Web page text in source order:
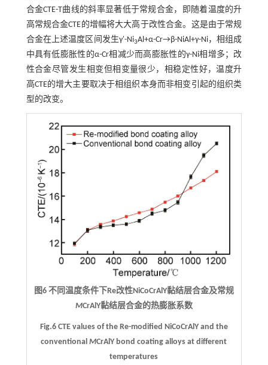
合金CTE-T曲线的斜率显著低于常规合金，即随着温度的升
高常规合金CTE的增幅将大大高于改性合金。这是由于常规
合金在上述温度区间发生γ'-Ni3Al+α-Cr→β-NiAl+γ-Ni，相组成
中具有低膨胀性的α-Cr相减少而高膨胀性的γ-Ni相增多；改
性合金尽管发生相变但相变量很少，相稳定性好，温度升
高CTE的增大主要取决于相组织本身而非相变引起的组织类
型的改变。
图6 不同温度条件下Re改性NiCoCrAlY黏结层合金及常规
MCrAlY黏结层合金的热膨胀系数
Fig.6 CTE values of the Re-modified NiCoCrAlY and the
conventionalMCrAlY bond coating alloys at different
temperatures